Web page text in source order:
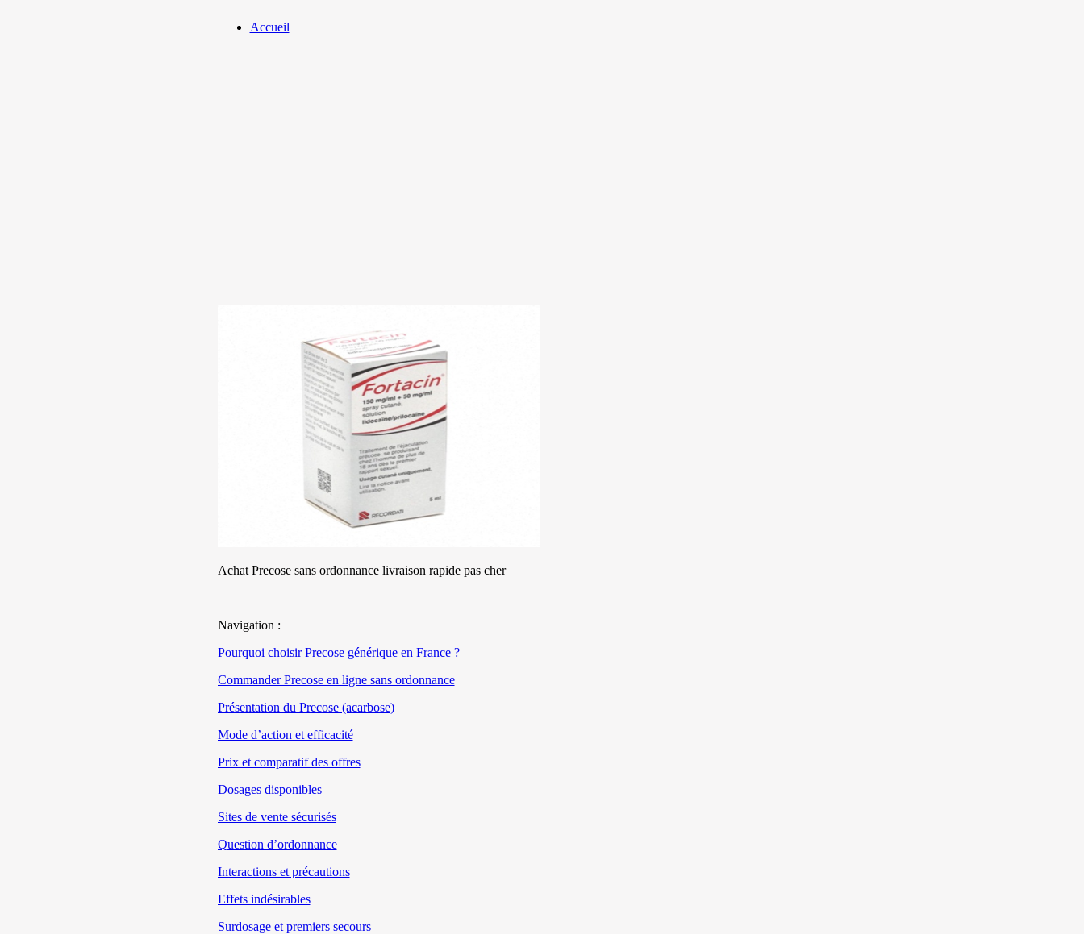
Accueil
Achat Precose sans ordonnance livraison rapide pas cher
Navigation :
Pourquoi choisir Precose générique en France ?
Commander Precose en ligne sans ordonnance
Présentation du Precose (acarbose)
Mode d’action et efficacité
Prix et comparatif des offres
Dosages disponibles
Sites de vente sécurisés
Question d’ordonnance
Interactions et précautions
Effets indésirables
Surdosage et premiers secours